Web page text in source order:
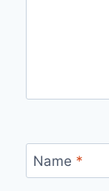
Name *